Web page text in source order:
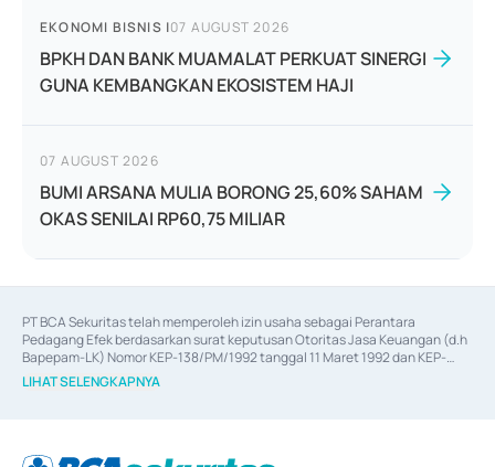
EKONOMI BISNIS |07 AUGUST 2026
BPKH DAN BANK MUAMALAT PERKUAT SINERGI
GUNA KEMBANGKAN EKOSISTEM HAJI
07 AUGUST 2026
BUMI ARSANA MULIA BORONG 25,60% SAHAM
OKAS SENILAI RP60,75 MILIAR
PT BCA Sekuritas telah memperoleh izin usaha sebagai Perantara
Pedagang Efek berdasarkan surat keputusan Otoritas Jasa Keuangan (d.h
Bapepam-LK) Nomor KEP-138/PM/1992 tanggal 11 Maret 1992 dan KEP-
06/D.04/2014 tanggal 28 Februari 2014, izin usaha sebagai Penjamin Emisi
Efek berdasarkan surat keputusan Otoritas Jasa Keuangan Nomor KEP-
berdasarkan surat keputusan Otoritas Jasa Keuangan Nomor S-
LIHAT SELENGKAPNYA